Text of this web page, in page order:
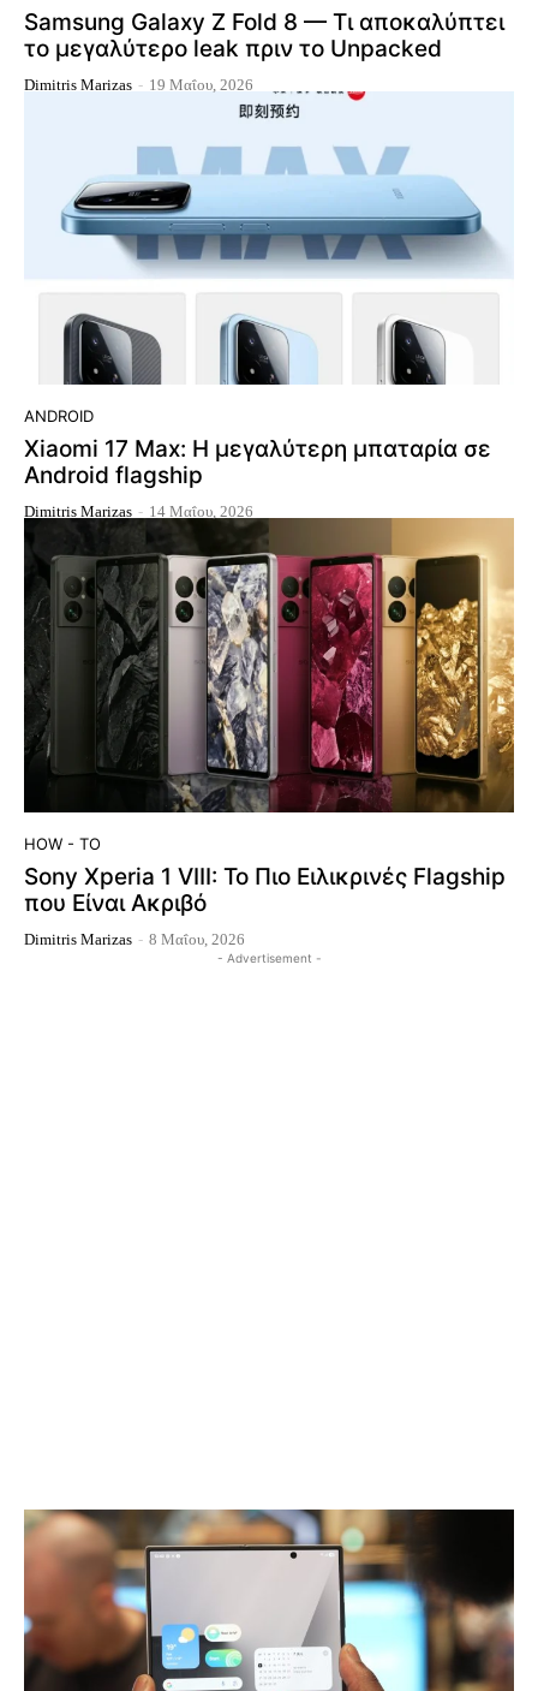
Samsung Galaxy Z Fold 8 — Τι αποκαλύπτει
το μεγαλύτερο leak πριν το Unpacked
Dimitris Marizas - 19 Μαΐου, 2026
ANDROID
Xiaomi 17 Max: Η μεγαλύτερη μπαταρία σε
Android flagship
Dimitris Marizas - 14 Μαΐου, 2026
HOW - TO
Sony Xperia 1 VIII: Το Πιο Ειλικρινές Flagship
που Είναι Ακριβό
Dimitris Marizas - 8 Μαΐου, 2026
- Advertisement -